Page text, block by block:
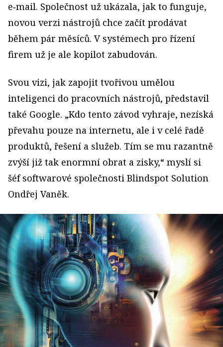
e‑mail. Společnost už ukázala, jak to funguje,
novou verzi nástrojů chce začít prodávat
během pár měsíců. V systémech pro řízení
firem už je ale kopilot zabudován.
Svou vizi, jak zapojit tvořivou umělou
inteligenci do pracovních nástrojů, představil
také Google. „Kdo tento závod vyhraje, nezíská
převahu pouze na internetu, ale i v celé řadě
produktů, řešení a služeb. Tím se mu razantně
zvýší již tak enormní obrat a zisky,“ myslí si
šéf softwarové společnosti Blindspot Solution
Ondřej Vaněk.